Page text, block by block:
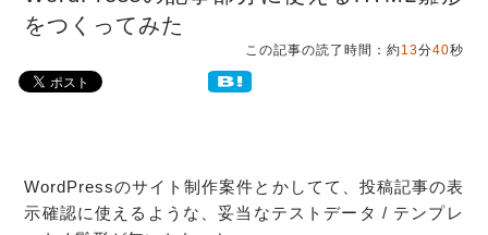
をつくってみた
この記事の読了時間：約13分40秒
WordPressのサイト制作案件とかしてて、 投稿記事の表
示確認に使えるような、妥当なテストデータ / テンプレ